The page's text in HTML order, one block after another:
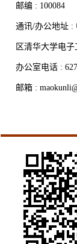
邮编 : 100084
通讯/办公地址 :
区清华大学电子
办公室电话 :
邮箱 :